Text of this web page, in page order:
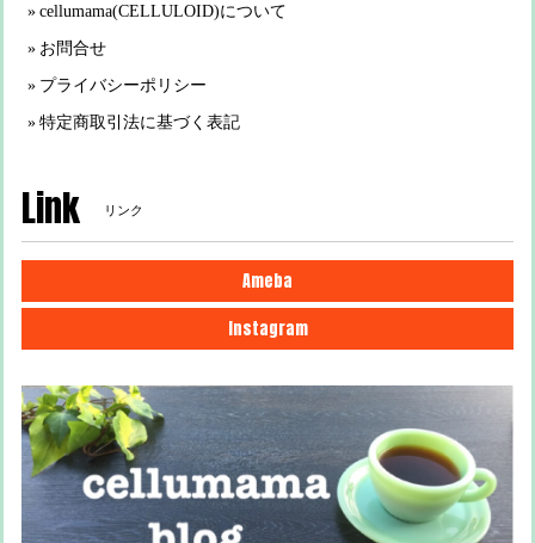
cellumama(CELLULOID)について
お問合せ
プライバシーポリシー
特定商取引法に基づく表記
Link リンク
Ameba
Instagram